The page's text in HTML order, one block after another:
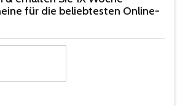
für die beliebtesten Online-